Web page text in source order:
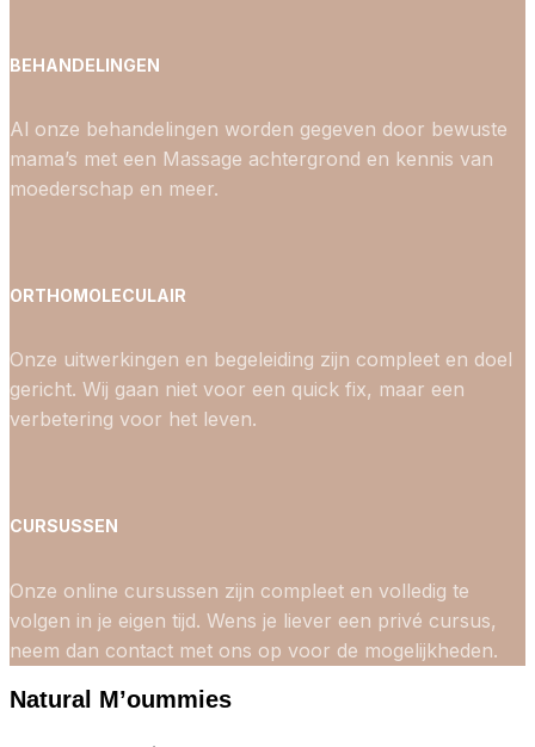
BEHANDELINGEN
Al onze behandelingen worden gegeven door bewuste
mama’s met een Massage achtergrond en kennis van
moederschap en meer.
ORTHOMOLECULAIR
Onze uitwerkingen en begeleiding zijn compleet en doel
gericht. Wij gaan niet voor een quick fix, maar een
verbetering voor het leven.
CURSUSSEN
Onze online cursussen zijn compleet en volledig te
volgen in je eigen tijd. Wens je liever een privé cursus,
neem dan contact met ons op voor de mogelijkheden.
Natural M’oummies